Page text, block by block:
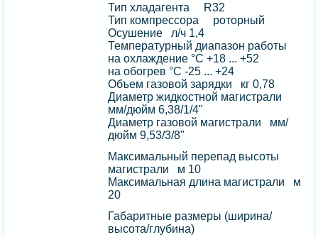
Тип хладагента R32
Тип компрессора роторный
Осушение л/ч 1,4
Температурный диапазон работы
на охлаждение °C +18 ... +52
на обогрев °C -25 ... +24
Объем газовой зарядки кг 0,78
Диаметр жидкостной магистрали
мм/дюйм 6,38/1/4"
Диаметр газовой магистрали мм/
дюйм 9,53/3/8"
Максимальный перепад высоты
магистрали м 10
Максимальная длина магистрали м
20
Габаритные размеры (ширина/
высота/глубина)